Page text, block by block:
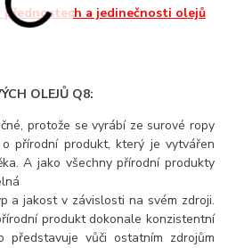
přednostech a jedinečnosti olejů
OLEJŮ Q8:
protože se vyrábí ze surové ropy
přírodní produkt, který je vytvářen
A jako všechny přírodní produkty
a jakost v závislosti na svém zdroji.
produkt dokonale konzistentní
vůči ostatním zdrojům